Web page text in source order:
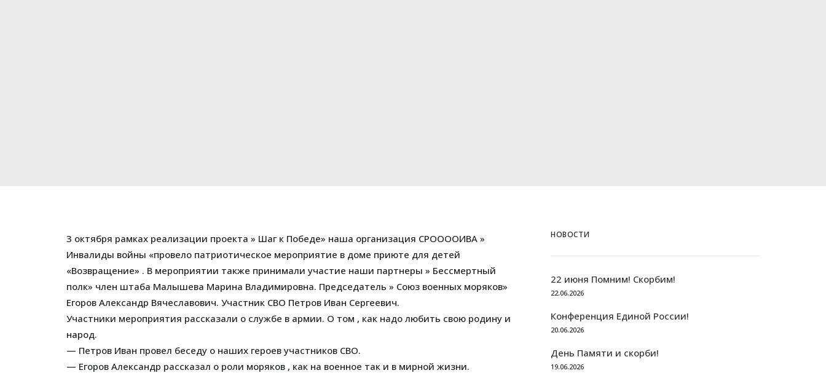
3 октября рамках реализации проекта » Шаг к Победе» наша организация СРООООИВА »
Инвалиды войны «провело патриотическое мероприятие в доме приюте для детей
«Возвращение» . В мероприятии также принимали участие наши партнеры » Бессмертный
полк» член штаба Малышева Марина Владимировна. Председатель » Союз военных моряков»
Егоров Александр Вячеславович. Участник СВО Петров Иван Сергеевич.
Участники мероприятия рассказали о службе в армии. О том , как надо любить свою родину и
народ.
— Петров Иван провел беседу о наших героев участников СВО.
— Егоров Александр рассказал о роли моряков , как на военное так и в мирной жизни.
НОВОСТИ
22 июня Помним! Скорбим!
22.06.2026
Конференция Единой России!
20.06.2026
День Памяти и скорби!
19.06.2026